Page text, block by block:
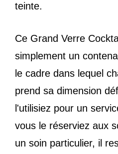
teinte.
Ce Grand Verre
simplement un
le cadre dans lequel
prend sa dimension
l'utilisiez pour un
vous le réserviez aux
un soin particulier, il